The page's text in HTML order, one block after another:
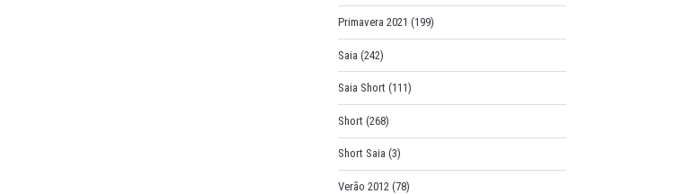
Primavera 2021 (199)
Saia (242)
Saia Short (111)
Short (268)
Short Saia (3)
Verão 2012 (78)